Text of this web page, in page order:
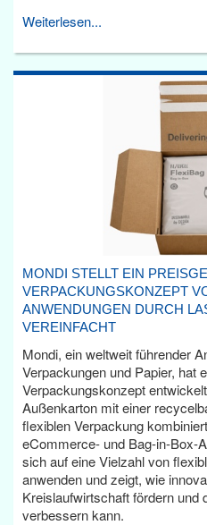
Weiterlesen...
MONDI STELLT EIN
VERPACKUNGSKONZEPT
ANWENDUNGEN DURCH
VEREINFACHT
Mondi, ein weltweit führender
Verpackungen und Papier, hat
Verpackungskonzept
Außenkarton mit einer
flexiblen Verpackung
eCommerce- und Bag-in-Box-
sich auf eine Vielzahl von
anwenden und zeigt, wie
Kreislaufwirtschaft fördern und
verbessern kann.